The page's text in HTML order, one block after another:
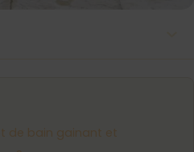
de bain gainant et